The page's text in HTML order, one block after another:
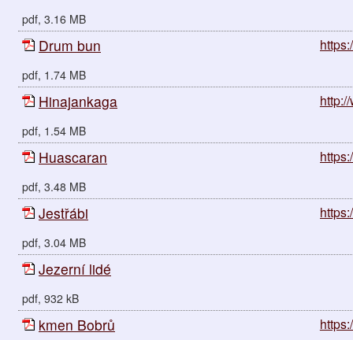
pdf, 3.16 MB
Drum bun
pdf, 1.74 MB
Hinajankaga
pdf, 1.54 MB
Huascaran
pdf, 3.48 MB
Jestřábi
pdf, 3.04 MB
Jezerní lidé
pdf, 932 kB
kmen Bobrů